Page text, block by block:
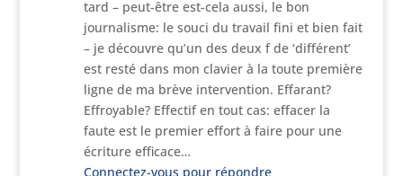
tard – peut-être est-cela aussi, le bon
journalisme: le souci du travail fini et bien fait
– je découvre qu’un des deux f de ‘différent’
est resté dans mon clavier à la toute première
ligne de ma brève intervention. Effarant?
Effroyable? Effectif en tout cas: effacer la
faute est le premier effort à faire pour une
écriture efficace…
Connectez-vous pour répondre